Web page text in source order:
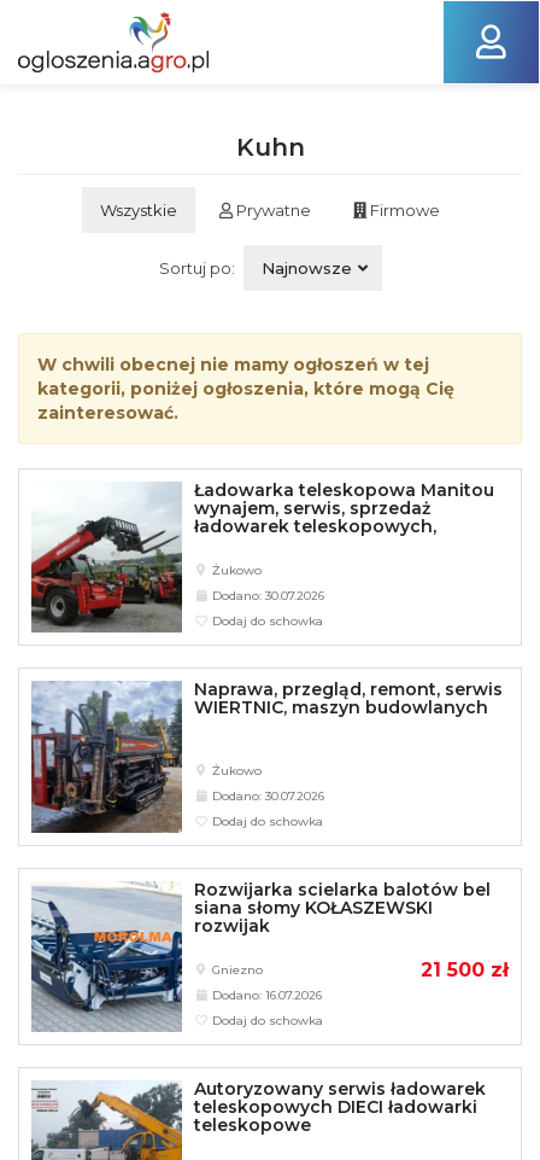
Kuhn
Wszystkie Prywatne Firmowe
Sortuj po: Najnowsze
W chwili obecnej nie mamy ogłoszeń w tej
kategorii, poniżej ogłoszenia, które mogą Cię
zainteresować.
Ładowarka teleskopowa Manitou
wynajem, serwis, sprzedaż
ładowarek teleskopowych,
Żukowo
Dodano: 30.07.2026
Dodaj do schowka
Naprawa, przegląd, remont, serwis
WIERTNIC, maszyn budowlanych
Żukowo
Dodano: 30.07.2026
Dodaj do schowka
Rozwijarka scielarka balotów bel
siana słomy KOŁASZEWSKI
rozwijak
21 500 zł
Gniezno
Dodano: 16.07.2026
Dodaj do schowka
Autoryzowany serwis ładowarek
teleskopowych DIECI ładowarki
teleskopowe